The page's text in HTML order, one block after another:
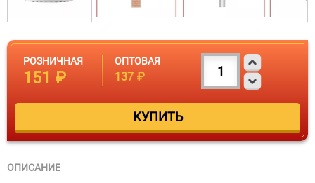
РОЗНИЧНАЯ
151 ₽
ОПТОВАЯ
137 ₽
ОПИСАНИЕ